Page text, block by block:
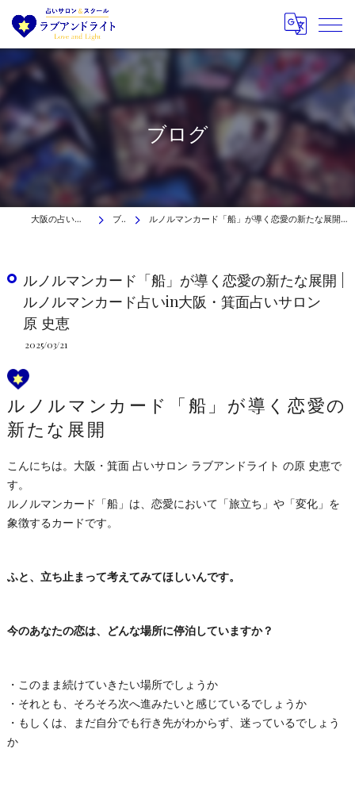
ブログ
大阪の占いはラブアンドライト ブログ ルノルマンカード「船」が導く恋愛の新たな展開 | ルノルマンカード占いin大阪・箕面占いサロン 原 史恵
ルノルマンカード「船」が導く恋愛の新たな展開 |
ルノルマンカード占いin大阪・箕面占いサロン
原 史恵
2025/03/21
ルノルマンカード「船」が導く恋愛の
新たな展開
こんにちは。大阪・箕面 占いサロン ラブアンドライト の原 史恵で
す。
ルノルマンカード「船」は、恋愛において「旅立ち」や「変化」を
象徴するカードです。
ふと、立ち止まって考えてみてほしいんです。
今のあなたの恋は、どんな場所に停泊していますか？
・このまま続けていきたい場所でしょうか
・それとも、そろそろ次へ進みたいと感じているでしょうか
・もしくは、まだ自分でも行き先がわからず、迷っているでしょう
か